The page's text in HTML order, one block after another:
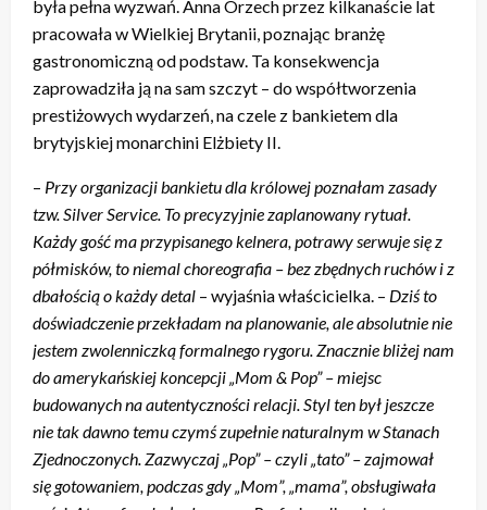
była pełna wyzwań. Anna Orzech przez kilkanaście lat
pracowała w Wielkiej Brytanii, poznając branżę
gastronomiczną od podstaw. Ta konsekwencja
zaprowadziła ją na sam szczyt – do współtworzenia
prestiżowych wydarzeń, na czele z bankietem dla
brytyjskiej monarchini Elżbiety II.
– Przy organizacji bankietu dla królowej poznałam zasady
tzw. Silver Service. To precyzyjnie zaplanowany rytuał.
Każdy gość ma przypisanego kelnera, potrawy serwuje się z
półmisków, to niemal choreografia – bez zbędnych ruchów i z
dbałością o każdy detal – wyjaśnia właścicielka. – Dziś to
doświadczenie przekładam na planowanie, ale absolutnie nie
jestem zwolenniczką formalnego rygoru. Znacznie bliżej nam
do amerykańskiej koncepcji „Mom & Pop” – miejsc
budowanych na autentyczności relacji. Styl ten był jeszcze
nie tak dawno temu czymś zupełnie naturalnym w Stanach
Zjednoczonych. Zazwyczaj „Pop” – czyli „tato” – zajmował
się gotowaniem, podczas gdy „Mom”, „mama”, obsługiwała